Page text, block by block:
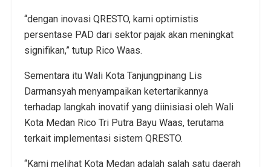
“dengan inovasi QRESTO, kami optimistis
persentase PAD dari sektor pajak akan meningkat
signifikan,” tutup Rico Waas.
Sementara itu Wali Kota Tanjungpinang Lis
Darmansyah menyampaikan ketertarikannya
terhadap langkah inovatif yang diinisiasi oleh Wali
Kota Medan Rico Tri Putra Bayu Waas, terutama
terkait implementasi sistem QRESTO.
“Kami melihat Kota Medan adalah salah satu daerah